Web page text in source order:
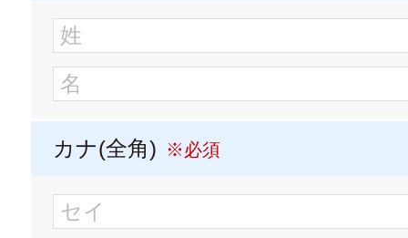
大学パンフレット 大学
大学パンフレット 大学
カナ(全角) ※必須